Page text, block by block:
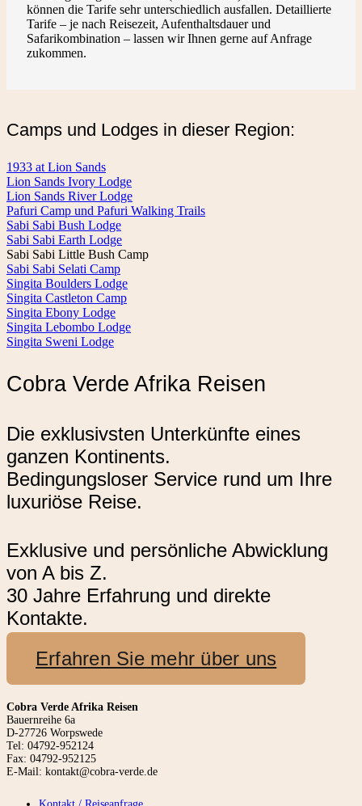
können die Tarife sehr unterschiedlich ausfallen. Detaillierte
Tarife – je nach Reisezeit, Aufenthaltsdauer und
Safarikombination – lassen wir Ihnen gerne auf Anfrage
zukommen.
Camps und Lodges in dieser Region:
1933 at Lion Sands
Lion Sands Ivory Lodge
Lion Sands River Lodge
Pafuri Camp und Pafuri Walking Trails
Sabi Sabi Bush Lodge
Sabi Sabi Earth Lodge
Sabi Sabi Little Bush Camp
Sabi Sabi Selati Camp
Singita Boulders Lodge
Singita Castleton Camp
Singita Ebony Lodge
Singita Lebombo Lodge
Singita Sweni Lodge
Cobra Verde Afrika Reisen
Die exklusivsten Unterkünfte eines
ganzen Kontinents.
Bedingungsloser Service rund um Ihre
luxuriöse Reise.
Exklusive und persönliche Abwicklung
von A bis Z.
30 Jahre Erfahrung und direkte
Kontakte.
Erfahren Sie mehr über uns
Cobra Verde Afrika Reisen
Bauernreihe 6a
D-27726 Worpswede
Tel: 04792-952124
Fax: 04792-952125
E-Mail: kontakt@cobra-verde.de